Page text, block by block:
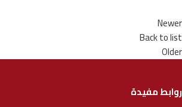
Newer
Back to list
Older
روابط مفيدة